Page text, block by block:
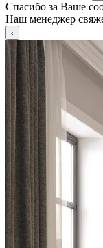
Спасибо за Ваше
Наш менеджер